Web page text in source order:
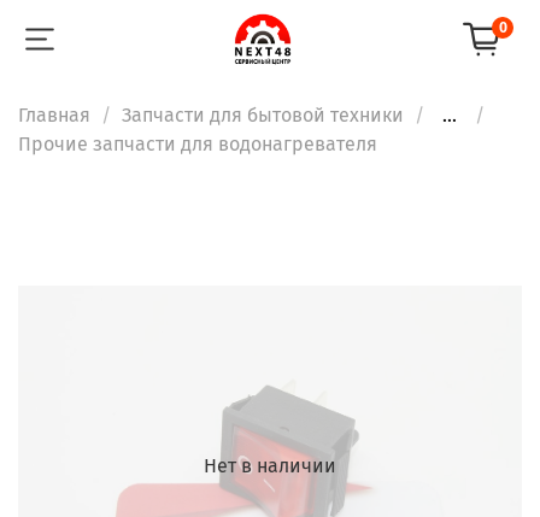
0
Главная Запчасти для бытовой техники
...
Прочие запчасти для водонагревателя
Нет в наличии